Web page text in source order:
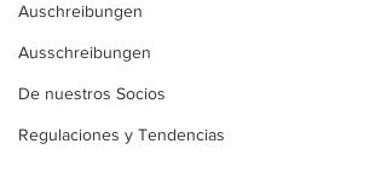
Auschreibungen
Ausschreibungen
De nuestros Socios
Regulaciones y Tendencias